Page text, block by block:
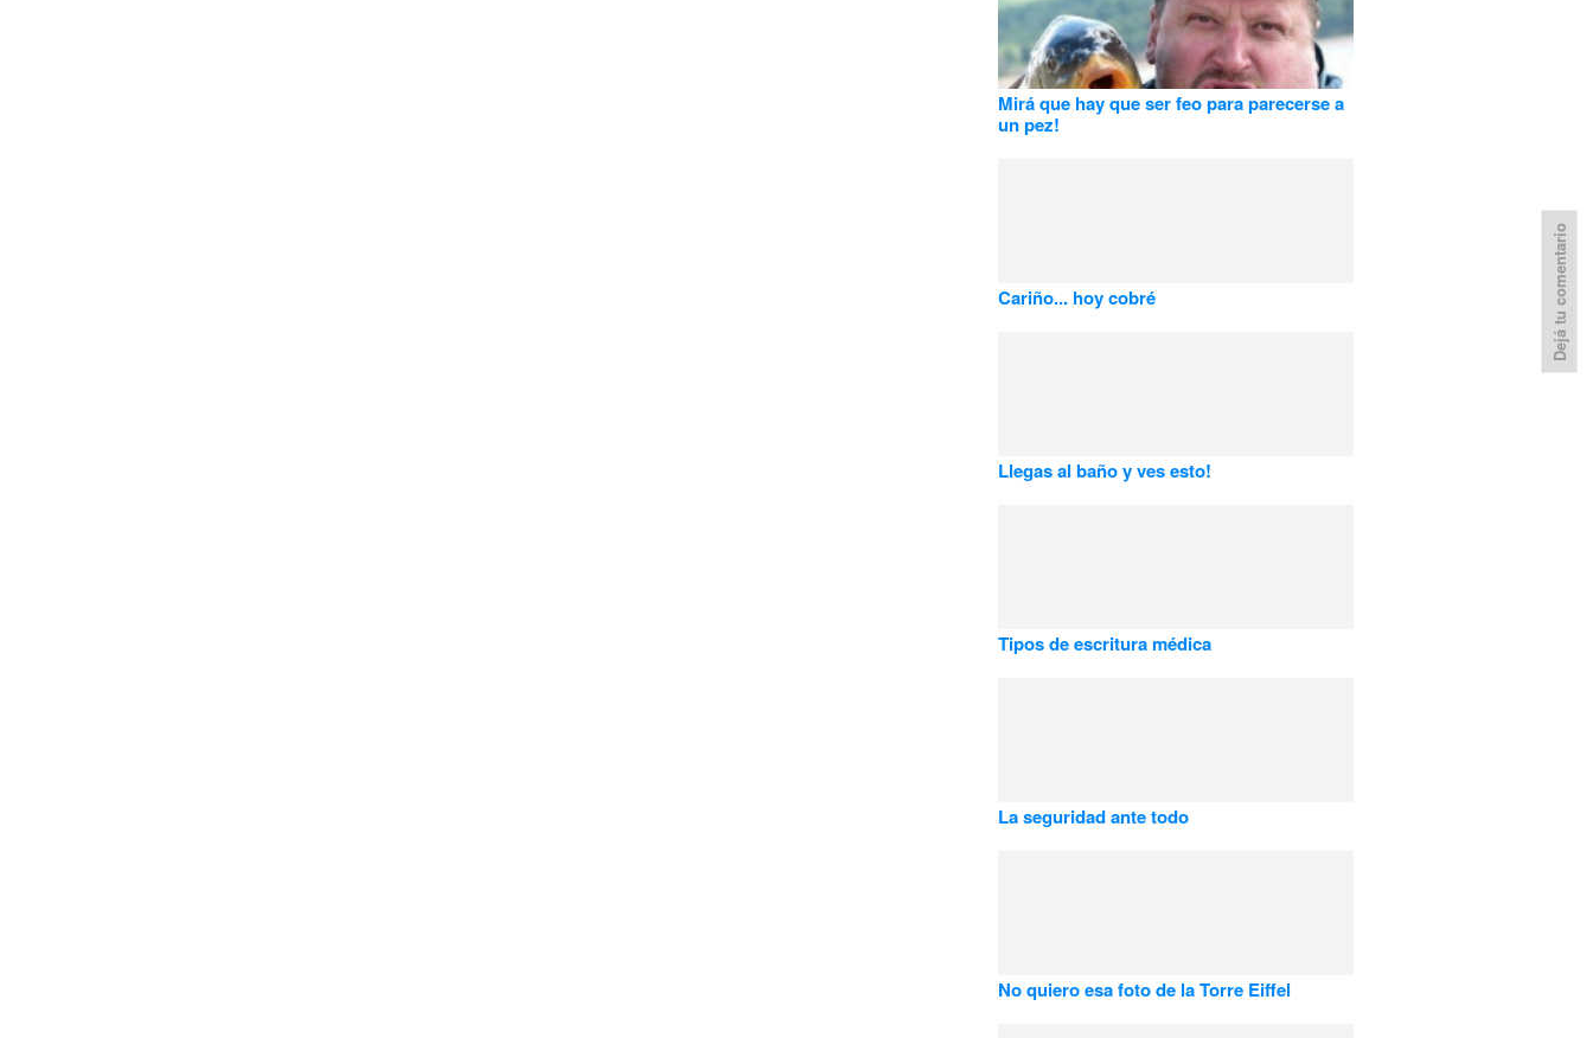
Mirá que hay que ser feo para parecerse a
un pez!
Cariño... hoy cobré
Llegas al baño y ves esto!
Tipos de escritura médica
La seguridad ante todo
No quiero esa foto de la Torre Eiffel
Dejá tu comentario